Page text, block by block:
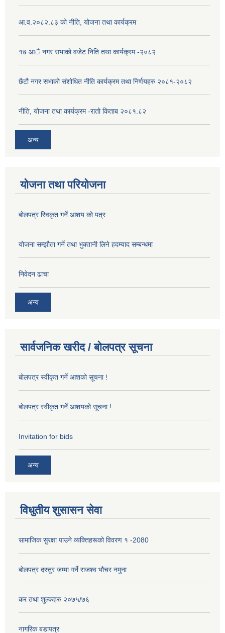
आ.व.२०८२.८३ को नीति, योजना तथा कार्यक्रम
१७ आै नगर सभाकाे वजेट निति तथा कार्यक्रम -२०८२
छैटौ नगर सभाको संशोधित नीति कार्यक्रम तथा निर्णयहरु २०८१-२०८२
नीति, योजना तथा कार्यक्रम -रातो किताब २०८१.८२
अन्य
योजना तथा परियोजना
बोलपत्र स्विकृत गर्ने आशय को पत्र
योजना सम्झौता गर्ने तथा भुक्तानी लिने हदम्याद सम्बन्धमा
निवेदन ढाचा
अन्य
सार्वजनिक खरीद / बोलपत्र सूचना
बोलपत्र स्वीकृत गर्ने आशको सूचना !
बोलपत्र स्वीकृत गर्ने आशयको सूचना !
Invitation for bids
अन्य
विधुतीय शुसासन सेवा
सामाजिक सुरक्षा पाउने व्यक्तिहरूको विवरण १ -2080
बोलपत्र दस्तुर जम्मा गर्ने राजश्व भौचर नमुना
कर तथा शुल्कहरु २०७५/७६
नागरिक बडापत्र